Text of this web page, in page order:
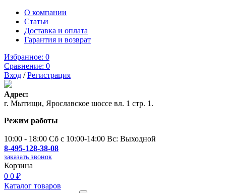
О компании
Статьи
Доставка и оплата
Гарантия и возврат
Избранное: 0
Сравнение: 0
Вход /Регистрация
Адрес:
г. Мытищи, Ярославское шоссе вл. 1 стр. 1.
Режим работы
10:00 - 18:00 Сб с 10:00-14:00 Вс: Выходной
8-495-128-38-08
заказать звонок
Корзина
0 0 ₽
Каталог товаров